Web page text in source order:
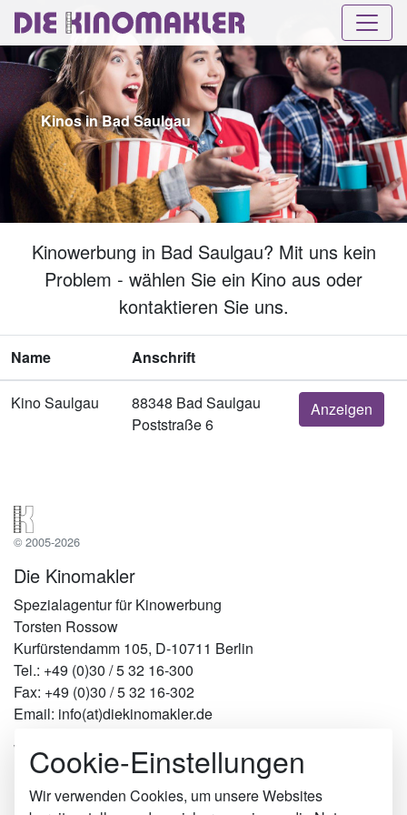
Kinos in Bad Saulgau
Kinowerbung in Bad Saulgau? Mit uns kein
Problem - wählen Sie ein Kino aus oder
kontaktieren Sie uns.
Name Anschrift
Kino Saulgau
88348 Bad Saulgau
Poststraße 6
Anzeigen
© 2005-2026
Die Kinomakler
Spezialagentur für Kinowerbung
Torsten Rossow
Kurfürstendamm 105, D-10711 Berlin
Tel.: +49 (0)30 / 5 32 16-300
Fax: +49 (0)30 / 5 32 16-302
Email: info(at)diekinomakler.de
Werben in Städten
Berlin
Hamburg
Cookie-Einstellungen
Wir verwenden Cookies, um unsere Websites